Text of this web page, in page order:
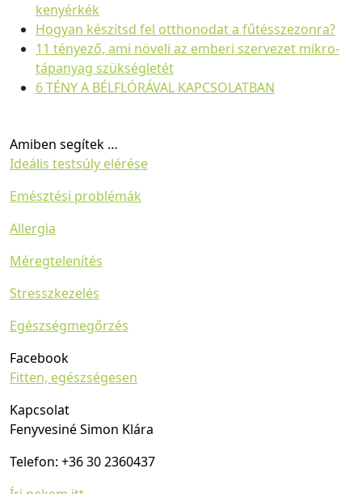
kenyérkék
Hogyan készítsd fel otthonodat a fűtésszezonra?
11 tényező, ami növeli az emberi szervezet mikro-
tápanyag szükségletét
6 TÉNY A BÉLFLÓRÁVAL KAPCSOLATBAN
Amiben segítek …
Ideális testsúly elérése
Emésztési problémák
Allergia
Méregtelenítés
Stresszkezelés
Egészségmegőrzés
Facebook
Fitten, egészségesen
Kapcsolat
Fenyvesiné Simon Klára
Telefon: +36 30 2360437